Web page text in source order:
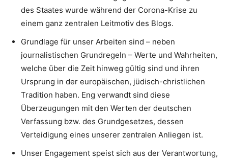
des Staates wurde während der Corona-Krise zu
einem ganz zentralen Leitmotiv des Blogs.
Grundlage für unser Arbeiten sind – neben
journalistischen Grundregeln – Werte und Wahrheiten,
welche über die Zeit hinweg gültig sind und ihren
Ursprung in der europäischen, jüdisch-christlichen
Tradition haben. Eng verwandt sind diese
Überzeugungen mit den Werten der deutschen
Verfassung bzw. des Grundgesetzes, dessen
Verteidigung eines unserer zentralen Anliegen ist.
Unser Engagement speist sich aus der Verantwortung,